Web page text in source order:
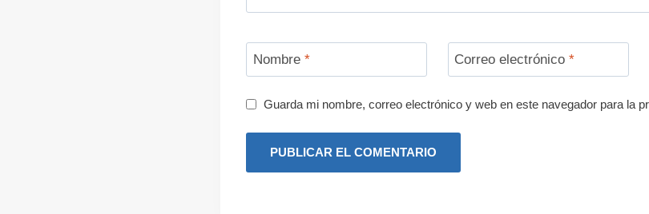
Nombre * Correo electrónico*
Guarda mi nombre, correo electrónico y web en este navegador para la